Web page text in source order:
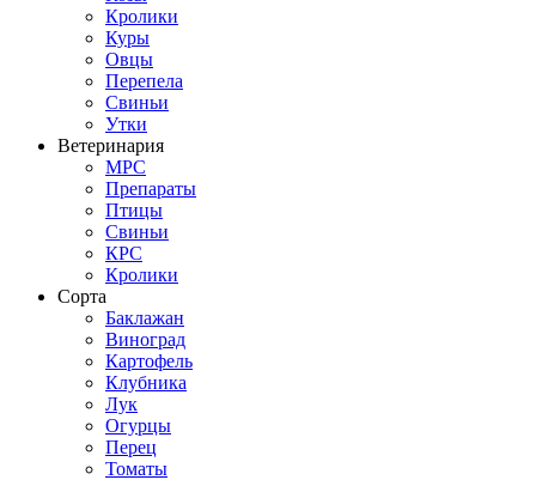
Кролики
Куры
Овцы
Перепела
Свиньи
Утки
Ветеринария
МРС
Препараты
Птицы
Свиньи
КРС
Кролики
Сорта
Баклажан
Виноград
Картофель
Клубника
Лук
Огурцы
Перец
Томаты